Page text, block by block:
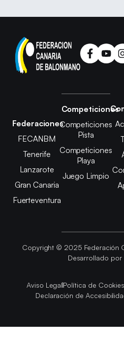
Federaciones
FECANBM
Tenerife
Lanzarote
Gran Canaria
Fuerteventura
Competiciones
Competiciones
Pista
Competiciones
Playa
Juego Limpio
Copyright © 2025 Federación
Desarrollado por
Aviso LegalPolítica de
Declaración de